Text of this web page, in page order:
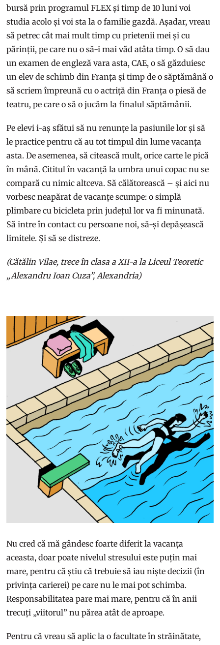
bursă prin programul FLEX și timp de 10 luni voi
studia acolo și voi sta la o familie gazdă. Așadar, vreau
să petrec cât mai mult timp cu prietenii mei și cu
părinții, pe care nu o să-i mai văd atâta timp. O să dau
un examen de engleză vara asta, CAE, o să găzduiesc
un elev de schimb din Franța și timp de o săptămână o
să scriem împreună cu o actriță din Franța o piesă de
teatru, pe care o să o jucăm la finalul săptămânii.
Pe elevi i-aș sfătui să nu renunțe la pasiunile lor și să
le practice pentru că au tot timpul din lume vacanța
asta. De asemenea, să citească mult, orice carte le pică
în mână. Cititul în vacanță la umbra unui copac nu se
compară cu nimic altceva. Să călătorească – și aici nu
vorbesc neapărat de vacanțe scumpe: o simplă
plimbare cu bicicleta prin județul lor va fi minunată.
Să intre în contact cu persoane noi, să-și depășească
limitele. Și să se distreze.
(Cătălin Vilae, trece în clasa a XII-a la Liceul Teoretic
„Alexandru Ioan Cuza”, Alexandria)
Nu cred că mă gândesc foarte diferit la vacanța
aceasta, doar poate nivelul stresului este puțin mai
mare, pentru că știu că trebuie să iau niște decizii (în
privința carierei) pe care nu le mai pot schimba.
Responsabilitatea pare mai mare, pentru că în anii
trecuți „viitorul” nu părea atât de aproape.
Pentru că vreau să aplic la o facultate în străinătate,